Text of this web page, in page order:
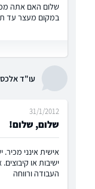
שלום האם אתה
במקום מעצר עד
עו"ד אלכס
שלום, שלום!
31/1/2012
אישית אינני
ישיבות או
העבודה ורווחה